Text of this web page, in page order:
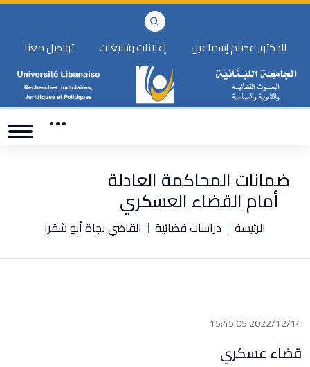
الدكتور عصام إسماعيل إعلانات وتبليغات تواصل معنا
ضمانات المحاكمة العادلة
أمام القضاء العسكري
الرئيسة دراسات قضائية القاضي نجاة أبو شقرا
2022/12/14 15:45:05
قضاء عسكري